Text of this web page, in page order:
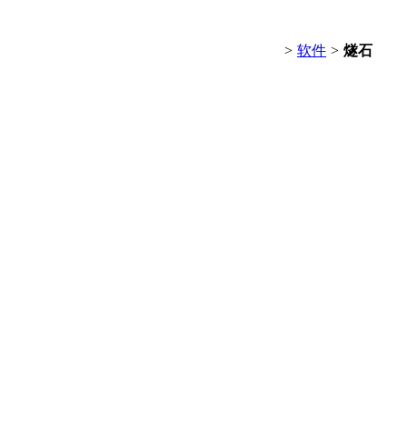
> 软件 > 燧石